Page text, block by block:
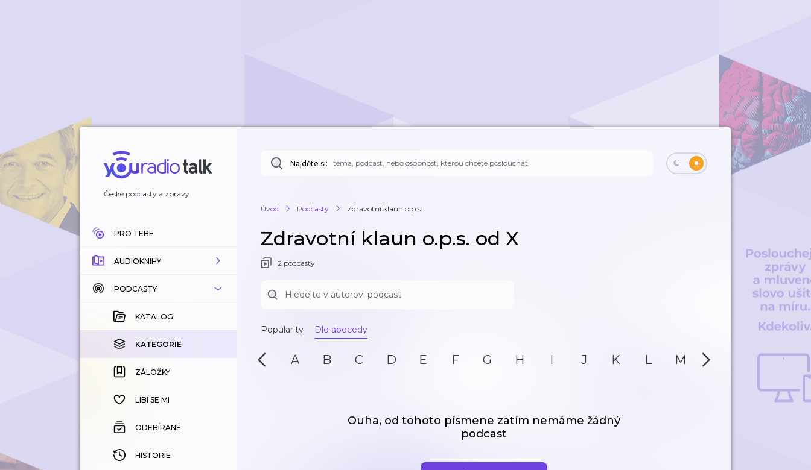
České podcasty a zprávy
PRO TEBE
AUDIOKNIHY
KATALOG
KOUPENÉ
KATEGORIE
ZÁLOŽKY
HISTORIE
PODCASTY
KATALOG
KATEGORIE
ZÁLOŽKY
LÍBÍ SE MI
ODEBÍRANÉ
HISTORIE
Najděte si:
Úvod Podcasty Zdravotní klaun o.p.s.
Zdravotní klaun o.p.s. od X
2 podcasty
Popularity Dle abecedy
A B C D E F G H I J K L M N P
Ouha, od tohoto písmene zatím nemáme žádný
podcast